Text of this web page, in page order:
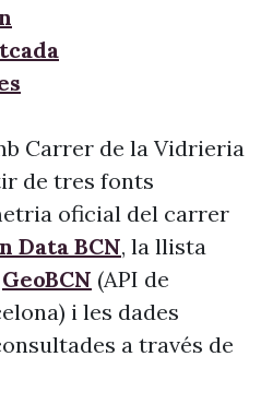
Carrer de la Vidrieria
de tres fonts
oficial del carrer
Data BCN, la llista
GeoBCN (API de
i les dades
a través de